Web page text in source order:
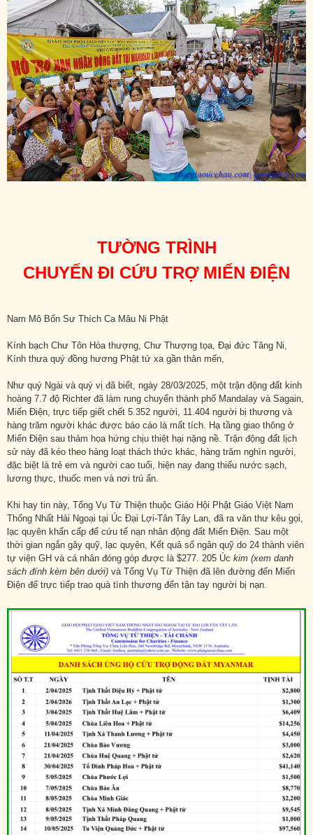
TƯỜNG TRÌNH
CHUYẾN ĐI CỨU TRỢ MIẾN ĐIỆN
Nam Mô Bổn Sư Thích Ca Mâu Ni Phật
Kính bạch Chư Tôn Hòa thượng, Chư Thượng tọa, Đại đức Tăng Ni,
Kính thưa quý đồng hương Phật tử xa gần thân mến,
Như quý Ngài và quý vị đã biết, ngày 28/03/2025, một trận động đất kinh
hoàng 7.7 độ Richter đã làm rung chuyển thành phố Mandalay và Sagain,
Miến Điện, trực tiếp giết chết 5.352 người, 11.404 người bị thương và
hàng trăm người khác được báo cáo là mất tích. Hạ tầng giao thông ở
Miến Điện sau thảm họa hứng chịu thiệt hại nặng nề. Trận động đất lịch
sử này đã kéo theo hàng loạt thách thức khác, hàng trăm nghìn người,
đặc biệt là trẻ em và người cao tuổi, hiện nay đang thiếu nước sạch,
lương thực, thuốc men và nơi trú ẩn.
Khi hay tin này, Tổng Vụ Từ Thiện thuộc Giáo Hội Phật Giáo Việt Nam
Thống Nhất Hải Ngoại tại Úc Đại Lợi-Tân Tây Lan, đã ra văn thư kêu gọi,
lạc quyên khẩn cấp để cứu tế nạn nhân động đất Miến Điện. Sau một
thời gian ngắn gây quỹ, lạc quyên, Kết quả số ngân quỹ do 24 thành viên
tự viện GH và cá nhân đóng góp được là $277. 205 Úc kim (xem danh
sách đính kèm bên dưới) và Tổng Vụ Từ Thiện đã lên đường đến Miến
Điện để trực tiếp trao quà tình thương đến tận tay người bị nạn.